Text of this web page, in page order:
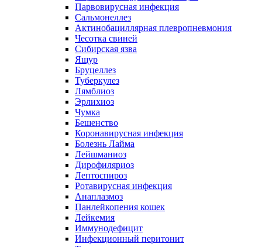
Парвовирусная инфекция
Сальмонеллез
Актинобациллярная плевропневмония
Чесотка свиней
Сибирская язва
Ящур
Бруцеллез
Туберкулез
Лямблиоз
Эрлихиоз
Чумка
Бешенство
Коронавирусная инфекция
Болезнь Лайма
Лейшманиоз
Дирофиляриоз
Лептоспироз
Ротавирусная инфекция
Анаплазмоз
Панлейкопения кошек
Лейкемия
Иммунодефицит
Инфекционный перитонит